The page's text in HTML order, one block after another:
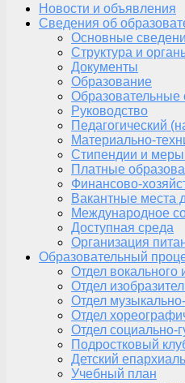
Новости и объявления
Сведения об
Основные
Структура и
Документы
Образование
Образовательные
Руководство
Педагогический
Материально-
Стипендии и
Платные
Финансово-
Вакантные места
Международное
Доступная среда
Организация
Образовательный
Отдел вокального
Отдел
Отдел
Отдел
Отдел социально-
Подростковый
Детский
Учебный план